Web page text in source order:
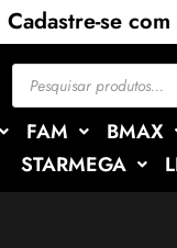
Cadastre-se
FAM BMAX
STARMEGA